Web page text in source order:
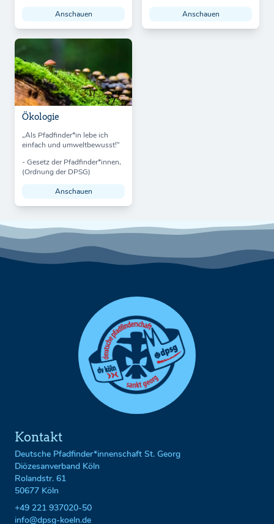
Anschauen
Anschauen
Ökologie
„Als Pfadfinder*in lebe ich
einfach und umweltbewusst!“
- Gesetz der Pfadfinder*innen,
(Ordnung der DPSG)
Anschauen
Kontakt
Deutsche Pfadfinder*innenschaft St. Georg
Diözesanverband Köln
Rolandstr. 61
50677 Köln
+49 221 937020-50
info@dpsg-koeln.de